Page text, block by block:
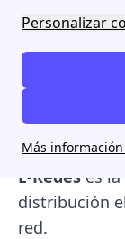
Personalizar
Más
EDPes un
portugués
actualmente
el ámbito de
de EDP para
E-Redes es
distribución
red.